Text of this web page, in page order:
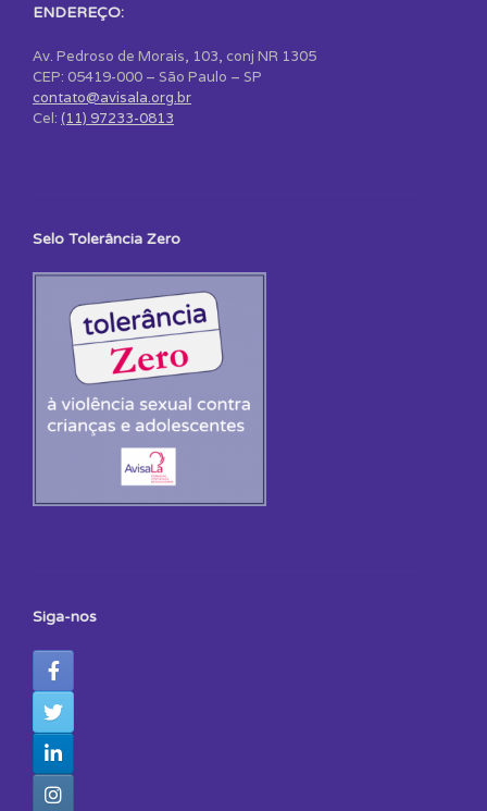
ENDEREÇO:
Av. Pedroso de Morais, 103, conj NR 1305
CEP: 05419-000 – São Paulo – SP
contato@avisala.org.br
Cel: (11) 97233-0813
Selo Tolerância Zero
Siga-nos